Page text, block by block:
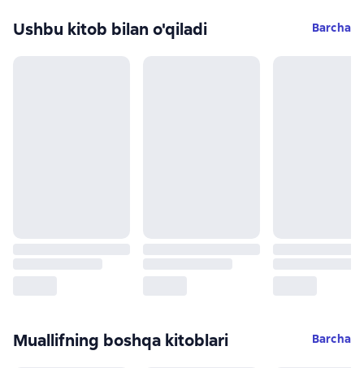
Ushbu kitob bilan o'qiladi Barcha
Muallifning boshqa kitoblari Barcha